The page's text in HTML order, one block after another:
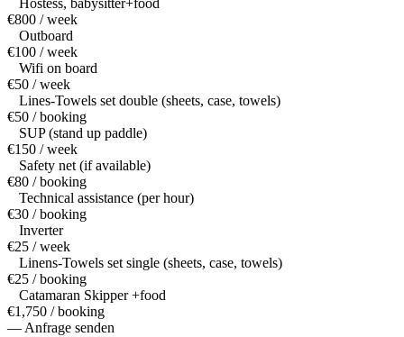
Hostess, babysitter+food
€800 / week
Outboard
€100 / week
Wifi on board
€50 / week
Lines-Towels set double (sheets, case, towels)
€50 / booking
SUP (stand up paddle)
€150 / week
Safety net (if available)
€80 / booking
Technical assistance (per hour)
€30 / booking
Inverter
€25 / week
Linens-Towels set single (sheets, case, towels)
€25 / booking
Catamaran Skipper +food
€1,750 / booking
— Anfrage senden